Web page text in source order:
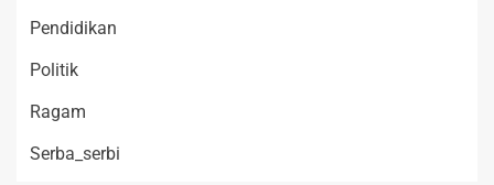
Pendidikan
Politik
Ragam
Serba_serbi